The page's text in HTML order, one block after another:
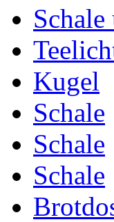
Schale
Kugel
Schale
Schale
Schale